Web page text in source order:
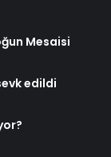
Mesaisi
edildi